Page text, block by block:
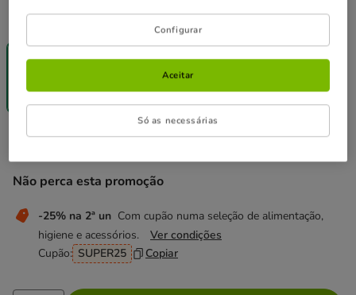
Peso:100 ml
-25% na 2ª
un.
Não perca esta promoção
-25% na 2ª un Com cupão numa seleção de alimentação,
higiene e acessórios.
Ver condições
Cupão: SUPER25 Copiar
Preço 9.89€, 9.89 EUR por l
9.89€
Configurar
Só as necessárias
Aceitar